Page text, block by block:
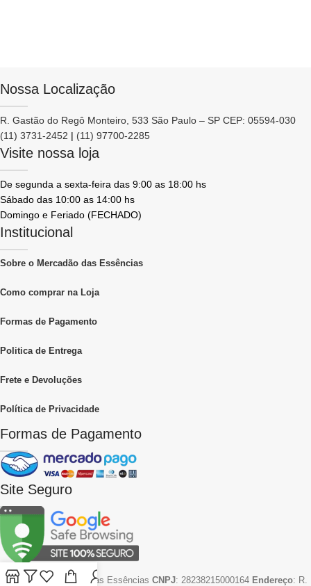
Nossa Localização
R. Gastão do Regô Monteiro, 533 São Paulo – SP CEP: 05594-030
(11) 3731-2452 | (11) 97700-2285
Visite nossa loja
De segunda a sexta-feira das 9:00 as 18:00 hs
Sábado das 10:00 as 14:00 hs
Domingo e Feriado (FECHADO)
Institucional
Sobre o Mercadão das Essências
Como comprar na Loja
Formas de Pagamento
Politica de Entrega
Frete e Devoluções
Política de Privacidade
Formas de Pagamento
Site Seguro
Empresa: Mercadão das Essências CNPJ: 28238215000164 Endereço: R.